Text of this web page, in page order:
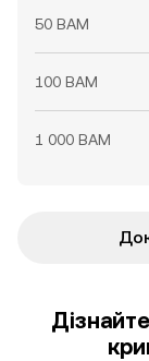
50 BAM
100 BAM
1 000 BAM